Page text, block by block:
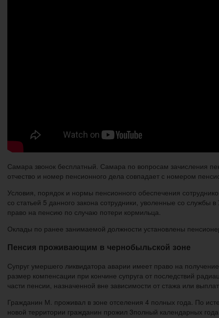
Самара звонок бесплатный. Самара по вопросам зачисления
отчество и номер пенсионного дела совпадает с номером
Условия, порядок и нормы пенсионного обеспечения
со статьей 5 данного закона сотрудники, уволенные со
право на пенсию по случаю потери кормильца.
Оклады по ранее занимаемой должности установлены
Пенсия проживающим в чернобыльской зоне
Супруг умершего ликвидатора аварии имеет право на
размер компенсации при кончине супруга от последствий
части пенсии, назначенной вне зависимости от стажа или
Гражданин М. проживал в зоне отселения 4 полных года. По
новой территории гражданин прожил 3полный календарных